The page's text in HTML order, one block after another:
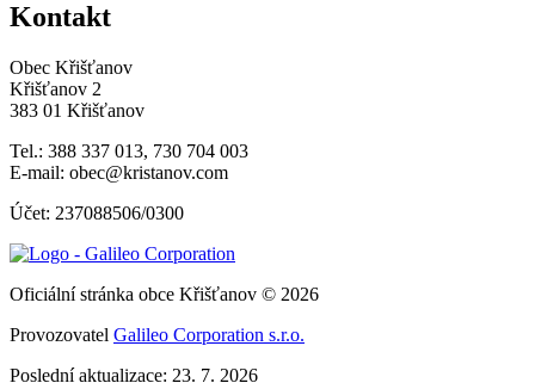
Kontakt
Obec Křišťanov
Křišťanov 2
383 01 Křišťanov
Tel.: 388 337 013, 730 704 003
E-mail: obec@kristanov.com
Účet: 237088506/0300
Oficiální stránka obce Křišťanov © 2026
Provozovatel Galileo Corporation s.r.o.
Poslední aktualizace: 23. 7. 2026